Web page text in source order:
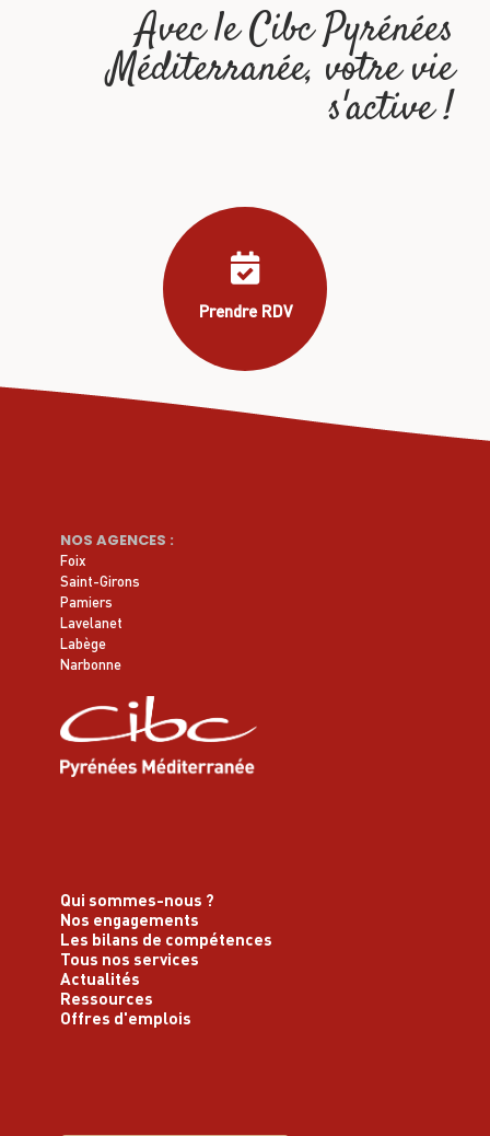
Avec le Cibc Pyrénées
Méditerranée, votre vie
s'active !
Prendre RDV
NOS AGENCES :
Foix
Saint-Girons
Pamiers
Lavelanet
Labège
Narbonne
Qui sommes-nous ?
Nos engagements
Les bilans de compétences
Tous nos services
Actualités
Ressources
Offres d'emplois